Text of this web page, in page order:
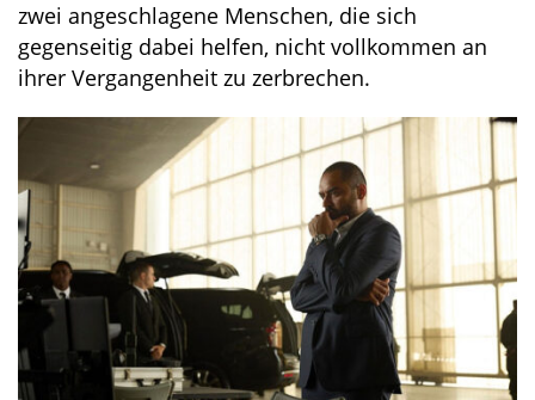
zwei angeschlagene Menschen, die sich
gegenseitig dabei helfen, nicht vollkommen an
ihrer Vergangenheit zu zerbrechen.